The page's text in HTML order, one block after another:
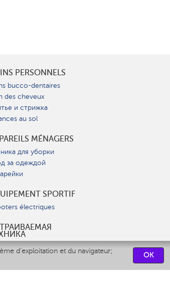
d'exploitation et du navigateur;
OK
PERSONNELS
bucco-dentaires
des cheveux
и стрижка
au sol
MÉNAGERS
для уборки
за одеждой
SPORTIF
électriques
шкафы